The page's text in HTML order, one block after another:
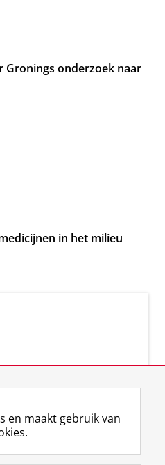
Gronings onderzoek naar
in het milieu
F
L
R I
Y
en maakt gebruik van